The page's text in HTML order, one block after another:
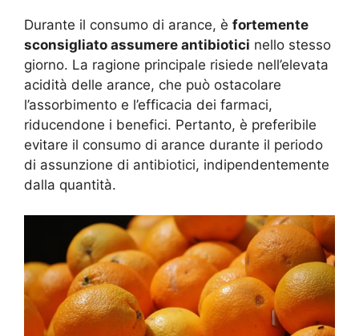
Durante il consumo di arance, è fortemente
sconsigliato assumere antibiotici nello stesso
giorno. La ragione principale risiede nell’elevata
acidità delle arance, che può ostacolare
l’assorbimento e l’efficacia dei farmaci,
riducendone i benefici. Pertanto, è preferibile
evitare il consumo di arance durante il periodo
di assunzione di antibiotici, indipendentemente
dalla quantità.